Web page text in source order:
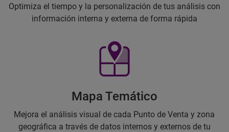
Optimiza el tiempo y la personalización de tus análisis con
información interna y externa de forma rápida
Mapa Temático
Mejora el análisis visual de cada Punto de Venta y zona
geográfica a través de datos internos y externos de tu